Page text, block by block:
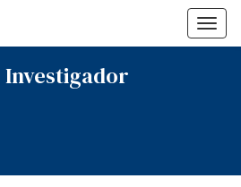
Investigador